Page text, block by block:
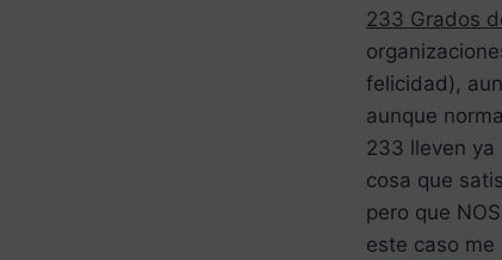
233 Grados
felicidad),
aunque
233 lleven
cosa que
pero que
este caso